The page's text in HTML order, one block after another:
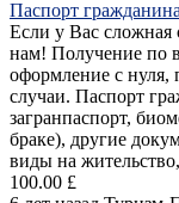
Паспорт
Если у Вас сложная
нам! Получение по
оформление с нуля,
случаи. Паспорт
загранпаспорт,
браке), другие
виды на
100.00 £